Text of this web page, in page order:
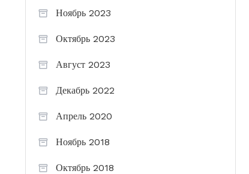
Ноябрь 2023
Октябрь 2023
Август 2023
Декабрь 2022
Апрель 2020
Ноябрь 2018
Октябрь 2018